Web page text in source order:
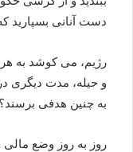
دست آنانی بسپارید که
رژیم، می کوشد به
و حیله، مدت دیگری
به چنین هدفی
روز به روز وضع